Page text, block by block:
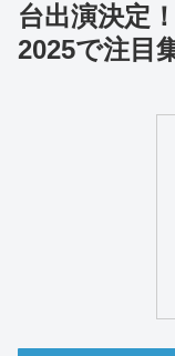
台出演決定
2025で注目